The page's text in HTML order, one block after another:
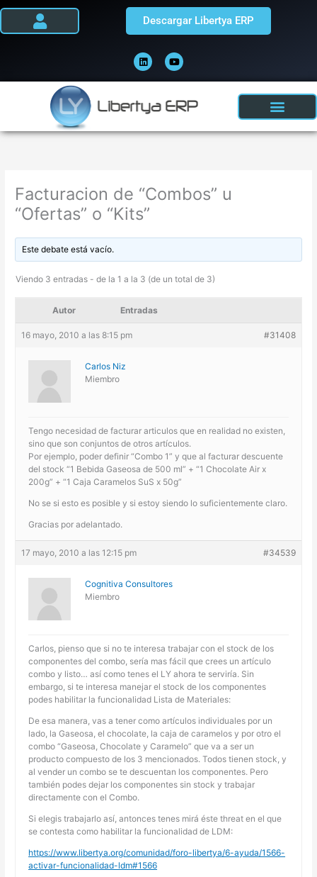
Ir
i
n
k
e
i
n
o
u
t
u
e
Descargar Libertya ERP
Facturacion de “Combos” u
“Ofertas” o “Kits”
Este debate está vacío.
Viendo 3 entradas - de la 1 a la 3 (de un total de 3)
Autor Entradas
16 mayo, 2010 a las 8:15 pm #31408
Carlos Niz
Miembro
Tengo necesidad de facturar articulos que en realidad no existen,
sino que son conjuntos de otros artículos.
Por ejemplo, poder definir “Combo 1” y que al facturar descuente
del stock “1 Bebida Gaseosa de 500 ml” + “1 Chocolate Air x
200g” + “1 Caja Caramelos SuS x 50g”
No se si esto es posible y si estoy siendo lo suficientemente claro.
Gracias por adelantado.
17 mayo, 2010 a las 12:15 pm #34539
Cognitiva Consultores
Miembro
Carlos, pienso que si no te interesa trabajar con el stock de los
componentes del combo, sería mas fácil que crees un artículo
combo y listo… así como tenes el LY ahora te serviría. Sin
embargo, si te interesa manejar el stock de los componentes
podes habilitar la funcionalidad Lista de Materiales:
De esa manera, vas a tener como artículos individuales por un
lado, la Gaseosa, el chocolate, la caja de caramelos y por otro el
combo “Gaseosa, Chocolate y Caramelo” que va a ser un
producto compuesto de los 3 mencionados. Todos tienen stock, y
al vender un combo se te descuentan los componentes. Pero
también podes dejar los componentes sin stock y trabajar
directamente con el Combo.
Si elegis trabajarlo así, antonces tenes mirá éste threat en el que
se contesta como habilitar la funcionalidad de LDM:
https://www.libertya.org/comunidad/foro-libertya/6-ayuda/1566-
activar-funcionalidad-ldm#1566